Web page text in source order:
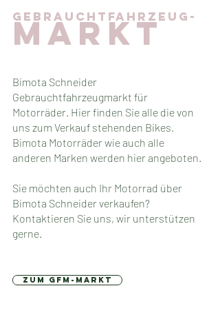
gebrauchtfahrzeug-
markt
Bimota Schneider
Gebrauchtfahrzeugmarkt für
Motorräder. Hier finden Sie alle die von
uns zum Verkauf stehenden Bikes.
Bimota Motorräder wie auch alle
anderen Marken werden hier angeboten.
Sie möchten auch Ihr Motorrad über
Bimota Schneider verkaufen?
Kontaktieren Sie uns, wir unterstützen
gerne.
Zum GFM-Markt